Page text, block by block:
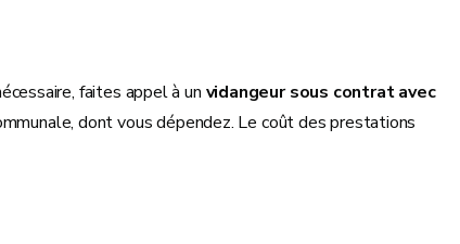
faites appel à un vidangeur sous contrat avec
dont vous dépendez. Le coût des prestations